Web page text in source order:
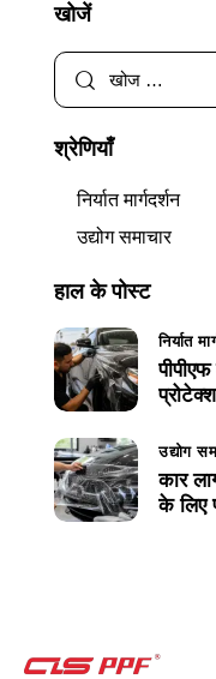
खोजें
श्रेणियाँ
निर्यात मार्गदर्शन
उद्योग समाचार
हाल के पोस्ट
निर्यात
उद्योग
कार
के लिए